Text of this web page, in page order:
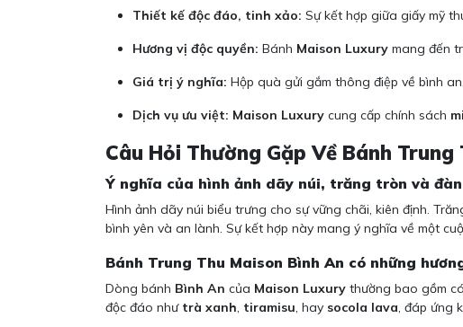
Thiết kế độc đáo, tinh xảo: Sự kết hợp giữa giấy mỹ
Hương vị độc quyền: Bánh Maison Luxury mang đến
Giá trị ý nghĩa: Hộp quà gửi gắm thông điệp về bình
Dịch vụ ưu việt: Maison Luxury cung cấp chính sách
Câu Hỏi Thường Gặp Về Bánh
Ý nghĩa của hình ảnh dãy núi, trăng tròn và
Hình ảnh dãy núi biểu trưng cho sự vững chãi, kiên định.
bình yên và an lành. Sự kết hợp này mang ý nghĩa về một
Bánh Trung Thu Maison Bình An có những
Dòng bánh Bình An của Maison Luxury thường bao gồm
độc đáo như trà xanh, tiramisu, hay socola lava, đáp ứng